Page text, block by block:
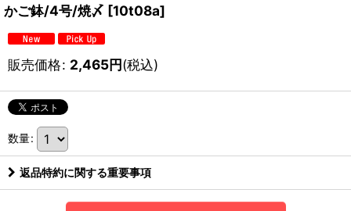
かご鉢/4号/焼〆 [10t08a]
販売価格: 2,465円(税込)
数量:
返品特約に関する重要事項